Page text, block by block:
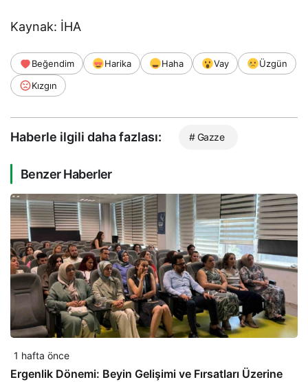
Kaynak: İHA
Beğendim Harika Haha Vay
Üzgün
Kızgın
Haberle ilgili daha fazlası: # Gazze
Benzer Haberler
1 hafta önce
Ergenlik Dönemi: Beyin Gelişimi ve Fırsatları Üzerine